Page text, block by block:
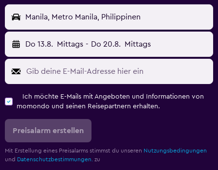
Manila, Metro Manila, Philippinen
Do 13.8. Mittags - Do 20.8. Mittags
Ich möchte E-Mails mit Angeboten und Informationen von
momondo und seinen Reisepartnern erhalten.
Preisalarm erstellen
Mit Erstellung eines Preisalarms stimmst du unseren Nutzungsbedingungen
und Datenschutzbestimmungen. zu